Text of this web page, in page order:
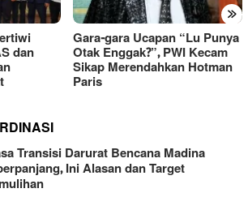
»
dan
Gara-gara Ucapan “Lu Punya
Otak Enggak?”, PWI Kecam
Sikap Merendahkan Hotman
Paris
Transisi Darurat Bencana Madina
Ini Alasan dan Target